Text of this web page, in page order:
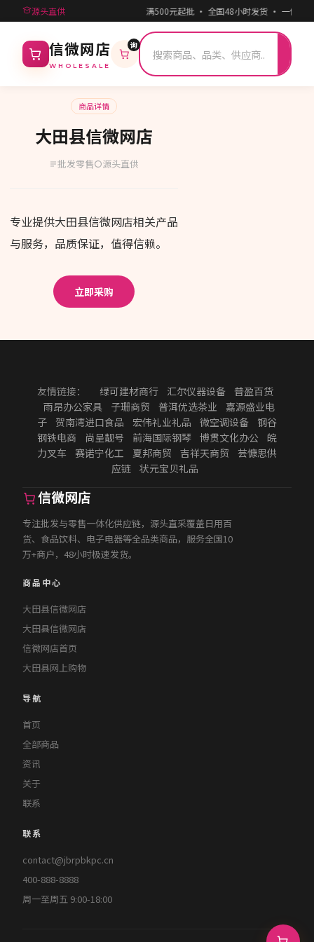
源头直供 满500元起批 · 全国48小时发货 · 一件代
信微网店
WHOLESALE
询
商品详情
大田县信微网店
批发零售 源头直供
专业提供大田县信微网店相关产品
与服务，品质保证，值得信赖。
立即采购
友情链接： 绿可建材商行 汇尔仪器设备
普盈百货
雨昂办公家具
子珊商贸 普洱优选茶业
嘉源盛业电
子
贺南湾进口食品 宏伟礼业礼品 微空调设备
钢谷
钢铁电商
尚呈靓号 前海国际钢琴 博贯文化办公
皖
力叉车
赛诺宁化工 夏邦商贸 吉祥天商贸
芸慷思供
应链 状元宝贝礼品
信微网店
专注批发与零售一体化供应链，源头直采覆盖日用百
货、食品饮料、电子电器等全品类商品，服务全国10
万+商户，48小时极速发货。
商品中心
大田县信微网店
大田县信微网店
信微网店首页
大田县网上购物
导航
首页
全部商品
资讯
关于
联系
联系
contact@jbrpbkpc.cn
400-888-8888
周一至周五 9:00-18:00